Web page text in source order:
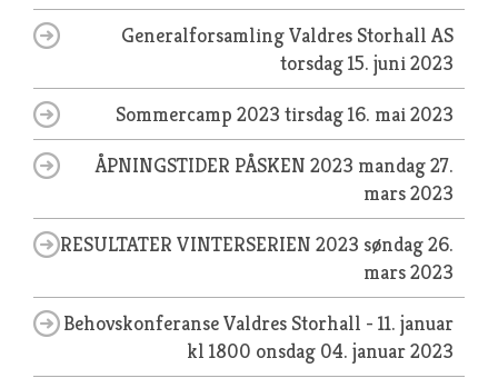
Generalforsamling Valdres Storhall AS
torsdag 15. juni 2023
Sommercamp 2023 tirsdag 16. mai 2023
ÅPNINGSTIDER PÅSKEN 2023 mandag 27.
mars 2023
RESULTATER VINTERSERIEN 2023 søndag 26.
mars 2023
Behovskonferanse Valdres Storhall - 11. januar
kl 1800 onsdag 04. januar 2023